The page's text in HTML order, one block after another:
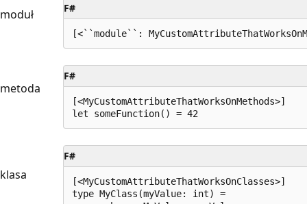
moduł F#
metoda
F#
[<MyCustomAttributeThatWorksOnMethods>]
klasa
F#
[<MyCustomAttributeThatWorksOnClasses>]
type MyClass(myValue: int) =